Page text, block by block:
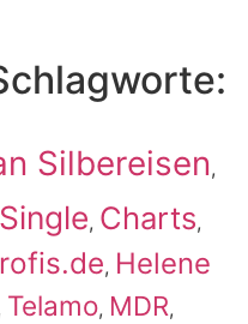
Silbereisen,
, Charts,
, Helene
Telamo, MDR,